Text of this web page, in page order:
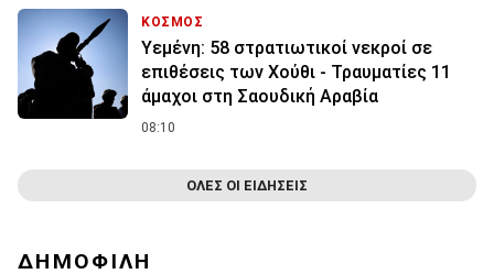
ΚΟΣΜΟΣ
Υεμένη: 58 στρατιωτικοί νεκροί σε
επιθέσεις των Χούθι - Τραυματίες 11
άμαχοι στη Σαουδική Αραβία
08:10
ΟΛΕΣ ΟΙ ΕΙΔΗΣΕΙΣ
ΔΗΜΟΦΙΛΗ